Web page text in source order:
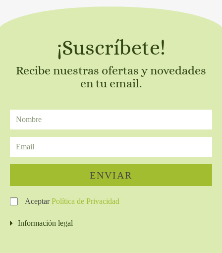
¡Suscríbete!
Recibe nuestras ofertas y novedades
en tu email.
AceptarPolítica de Privacidad
ENVIAR
Información legal